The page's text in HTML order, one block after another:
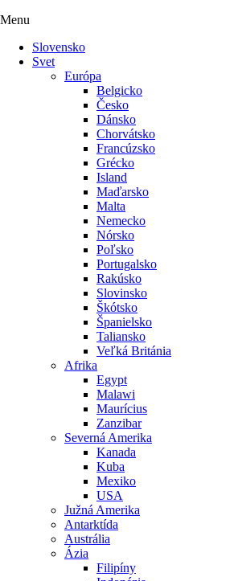
Menu
Slovensko
Svet
Európa
Belgicko
Česko
Dánsko
Chorvátsko
Francúzsko
Grécko
Island
Maďarsko
Malta
Nemecko
Nórsko
Poľsko
Portugalsko
Rakúsko
Slovinsko
Škótsko
Španielsko
Taliansko
Veľká Británia
Afrika
Egypt
Malawi
Maurícius
Zanzibar
Severná Amerika
Kanada
Kuba
Mexiko
USA
Južná Amerika
Antarktída
Austrália
Ázia
Filipíny